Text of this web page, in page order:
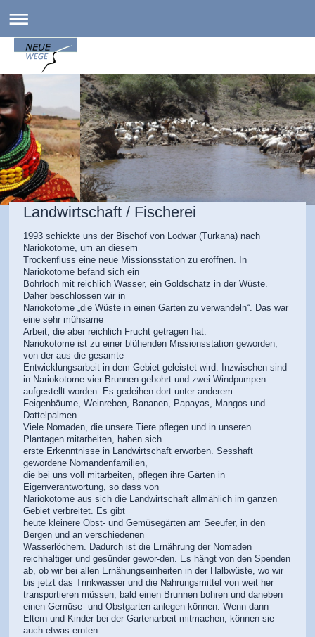
Landwirtschaft / Fischerei
1993 schickte uns der Bischof von Lodwar (Turkana) nach
Nariokotome, um an diesem
Trockenfluss eine neue Missionsstation zu eröffnen. In
Nariokotome befand sich ein
Bohrloch mit reichlich Wasser, ein Goldschatz in der Wüste.
Daher beschlossen wir in
Nariokotome „die Wüste in einen Garten zu verwandeln“. Das war
eine sehr mühsame
Arbeit, die aber reichlich Frucht getragen hat.
Nariokotome ist zu einer blühenden Missionsstation geworden,
von der aus die gesamte
Entwicklungsarbeit in dem Gebiet geleistet wird. Inzwischen sind
in Nariokotome vier Brunnen gebohrt und zwei Windpumpen
aufgestellt worden. Es gedeihen dort unter anderem
Feigenbäume, Weinreben, Bananen, Papayas, Mangos und
Dattelpalmen.
Viele Nomaden, die unsere Tiere pflegen und in unseren
Plantagen mitarbeiten, haben sich
erste Erkenntnisse in Landwirtschaft erworben. Sesshaft
gewordene Nomandenfamilien,
die bei uns voll mitarbeiten, pflegen ihre Gärten in
Eigenverantwortung, so dass von
Nariokotome aus sich die Landwirtschaft allmählich im ganzen
Gebiet verbreitet. Es gibt
heute kleinere Obst- und Gemüsegärten am Seeufer, in den
Bergen und an verschiedenen
Wasserlöchern. Dadurch ist die Ernährung der Nomaden
reichhaltiger und gesünder gewor-den. Es hängt von den Spenden
ab, ob wir bei allen Ernähungseinheiten in der Halbwüste, wo wir
bis jetzt das Trinkwasser und die Nahrungsmittel von weit her
transportieren müssen, bald einen Brunnen bohren und daneben
einen Gemüse- und Obstgarten anlegen können. Wenn dann
Eltern und Kinder bei der Gartenarbeit mitmachen, können sie
auch etwas ernten.